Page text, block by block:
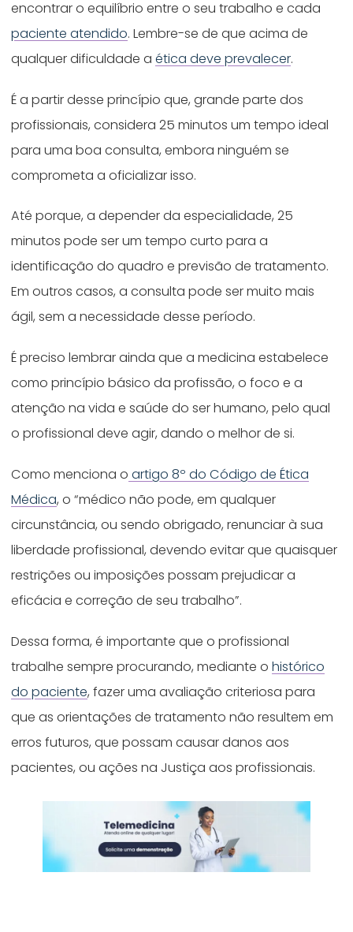
encontrar o equilíbrio entre o seu trabalho e cada
paciente atendido. Lembre-se de que acima de
qualquer dificuldade aética deve prevalecer.
É a partir desse princípio que, grande parte dos
profissionais, considera 25 minutos um tempo ideal
para uma boa consulta, embora ninguém se
comprometa a oficializar isso.
Até porque, a depender da especialidade, 25
minutos pode ser um tempo curto para a
identificação do quadro e previsão de tratamento.
Em outros casos, a consulta pode ser muito mais
ágil, sem a necessidade desse período.
É preciso lembrar ainda que a medicina estabelece
como princípio básico da profissão, o foco e a
atenção na vida e saúde do ser humano, pelo qual
o profissional deve agir, dando o melhor de si.
Como menciona o artigo 8º do Código de Ética
Médica, o “médico não pode, em qualquer
circunstância, ou sendo obrigado, renunciar à sua
liberdade profissional, devendo evitar que quaisquer
restrições ou imposições possam prejudicar a
eficácia e correção de seu trabalho”.
Dessa forma, é importante que o profissional
trabalhe sempre procurando, mediante ohistórico
do paciente, fazer uma avaliação criteriosa para
que as orientações de tratamento não resultem em
erros futuros, que possam causar danos aos
pacientes, ou ações na Justiça aos profissionais.